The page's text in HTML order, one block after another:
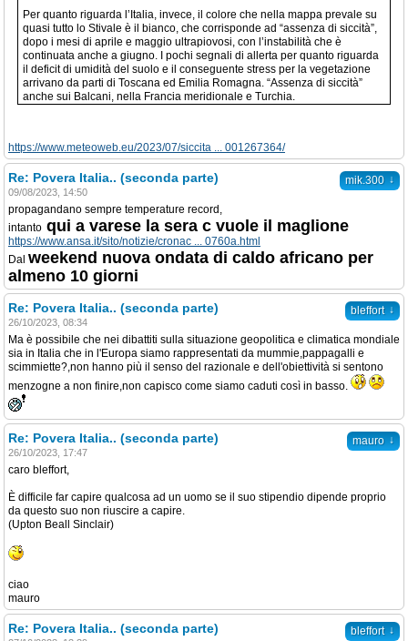
Per quanto riguarda l’Italia, invece, il colore che nella mappa prevale su
quasi tutto lo Stivale è il bianco, che corrisponde ad “assenza di siccità”,
dopo i mesi di aprile e maggio ultrapiovosi, con l’instabilità che è
continuata anche a giugno. I pochi segnali di allerta per quanto riguarda
il deficit di umidità del suolo e il conseguente stress per la vegetazione
arrivano da parti di Toscana ed Emilia Romagna. “Assenza di siccità”
anche sui Balcani, nella Francia meridionale e Turchia.
https://www.meteoweb.eu/2023/07/siccita ... 001267364/
mik.300 ↓
Re: Povera Italia.. (seconda parte)
09/08/2023, 14:50
propagandano sempre temperature record,
intanto qui a varese la sera c vuole il maglione
https://www.ansa.it/sito/notizie/cronac ... 0760a.html
Dal weekend nuova ondata di caldo africano per
almeno 10 giorni
bleffort ↓
Re: Povera Italia.. (seconda parte)
26/10/2023, 08:34
Ma è possibile che nei dibattiti sulla situazione geopolitica e climatica mondiale
sia in Italia che in l'Europa siamo rappresentati da mummie,pappagalli e
scimmiette?,non hanno più il senso del razionale e dell'obiettività si sentono
menzogne a non finire,non capisco come siamo caduti così in basso.
mauro ↓
Re: Povera Italia.. (seconda parte)
26/10/2023, 17:47
caro bleffort,
È difficile far capire qualcosa ad un uomo se il suo stipendio dipende proprio
da questo suo non riuscire a capire.
(Upton Beall Sinclair)
ciao
mauro
bleffort ↓
Re: Povera Italia.. (seconda parte)